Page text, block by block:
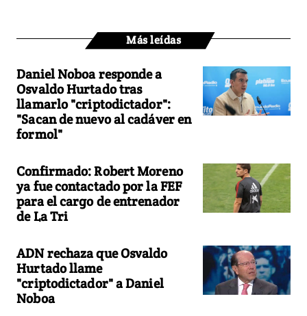
Más leídas
Daniel Noboa responde a
Osvaldo Hurtado tras
llamarlo "criptodictador":
"Sacan de nuevo al cadáver en
formol"
Confirmado: Robert Moreno
ya fue contactado por la FEF
para el cargo de entrenador
de La Tri
ADN rechaza que Osvaldo
Hurtado llame
"criptodictador" a Daniel
Noboa